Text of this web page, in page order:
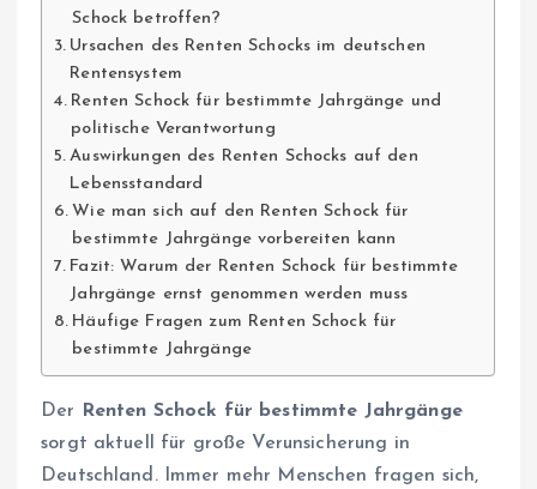
Schock betroffen?
Ursachen des Renten Schocks im deutschen
Rentensystem
Renten Schock für bestimmte Jahrgänge und
politische Verantwortung
Auswirkungen des Renten Schocks auf den
Lebensstandard
Wie man sich auf den Renten Schock für
bestimmte Jahrgänge vorbereiten kann
Fazit: Warum der Renten Schock für bestimmte
Jahrgänge ernst genommen werden muss
Häufige Fragen zum Renten Schock für
bestimmte Jahrgänge
Der
Renten Schock für bestimmte Jahrgänge
sorgt aktuell für große Verunsicherung in
Deutschland. Immer mehr Menschen fragen sich,